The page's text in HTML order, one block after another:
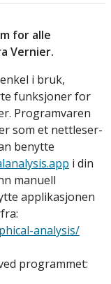
for alle
Vernier.
i bruk,
funksjoner for
Programvaren
som et nettleser-
benytte
i din
manuell
applikasjonen
analysis/
programmet: